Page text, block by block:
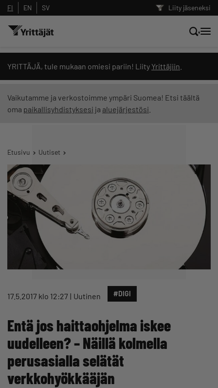
Liity jäseneksi
FI EN SV
YRITTÄJÄ, tule mukaan omiesi pariin! Liity Yrittäjiin
Vaikutamme ja verkostoimme ympäri Suomea! Etsi täältä
oma paikallisyhdistyksesi ja aluejärjestösi
Etusivu Uutiset
17.5.2017 klo 12:27 Uutinen #DIGI
Entä jos haittaohjelma iskee
uudelleen? – Näillä kolmella
perusasialla selätät
verkkohyökkääjän
Hae sivustolta tai kysy suoraan
Yrittäjien tekoälyltä
Suodata hakutuloksia: näytä kaikki sisältö